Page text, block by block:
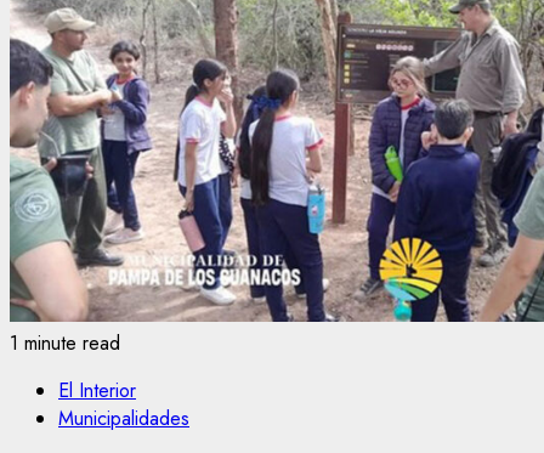
1 minute read
El Interior
Municipalidades